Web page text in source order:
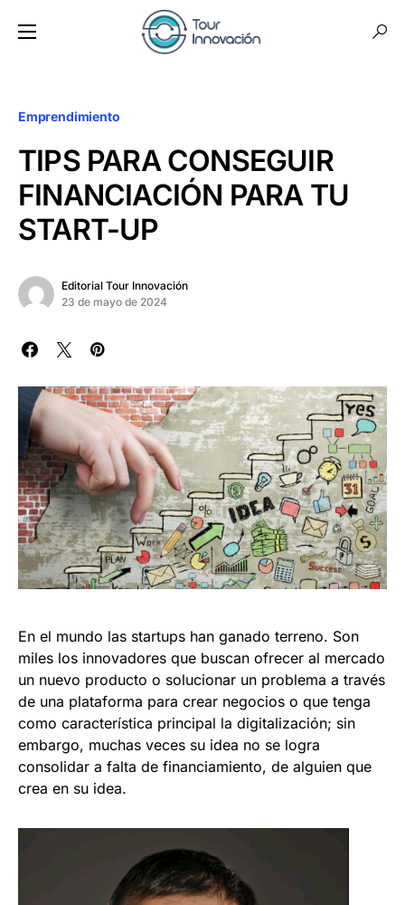
Emprendimiento
TIPS PARA CONSEGUIR
FINANCIACIÓN PARA TU
START-UP
Editorial Tour Innovación
23 de mayo de 2024
En el mundo las startups han ganado terreno. Son
miles los innovadores que buscan ofrecer al mercado
un nuevo producto o solucionar un problema a través
de una plataforma para crear negocios o que tenga
como característica principal la digitalización; sin
embargo, muchas veces su idea no se logra
consolidar a falta de financiamiento, de alguien que
crea en su idea.